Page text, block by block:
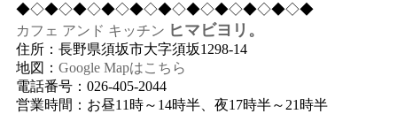
◆◇◆◇◆◇◆◇◆◇◆◇◆◇◆◇◆◇◆◇◆
カフェ アンド キッチン ヒマビヨリ。
住所：長野県須坂市大字須坂1298-14
地図：Google Mapはこちら
電話番号：026-405-2044
営業時間：お昼11時～14時半、夜17時半～21時半